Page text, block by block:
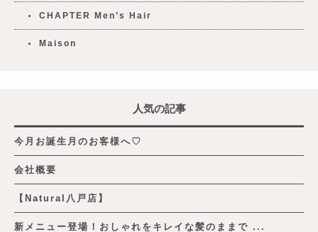
CHAPTER Men’s Hair
Maison
人気の記事
今月お誕生月のお客様へ♡
会社概要
【Natural八戸店】
新メニュー登場！おしゃれをキレイな髪のままで ...